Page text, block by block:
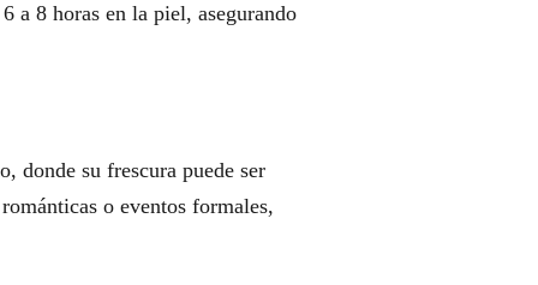
a 8 horas en la piel, asegurando
donde su frescura puede ser
o eventos formales,